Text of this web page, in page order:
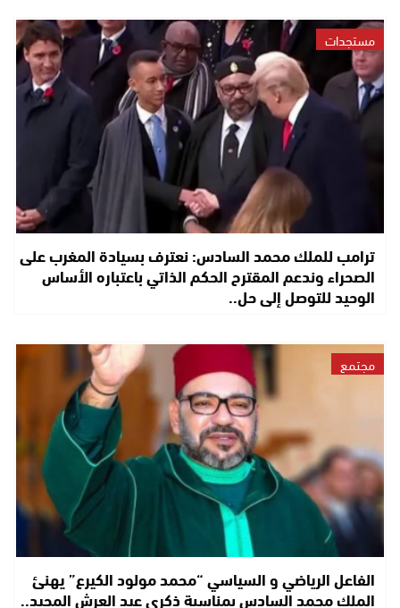
مستجدات
ترامب للملك محمد السادس: نعترف بسيادة المغرب على
الصحراء وندعم المقترح الحكم الذاتي باعتباره الأساس
الوحيد للتوصل إلى حل..
مجتمع
الفاعل الرياضي و السياسي “محمد مولود الكيرع” يهنئ
الملك محمد السادس بمناسبة ذكرى عيد العرش المجيد..